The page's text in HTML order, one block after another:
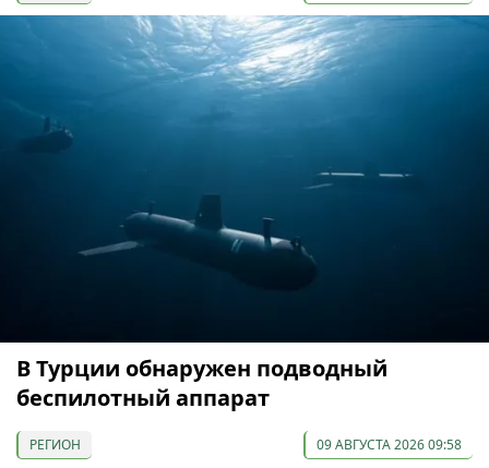
В Турции обнаружен подводный
беспилотный аппарат
РЕГИОН 09 АВГУСТА 2026 09:58